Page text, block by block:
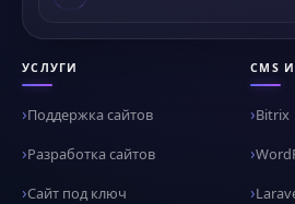
УСЛУГИ
Поддержка сайтов
Разработка сайтов
Сайт под ключ
CMS
Bitrix